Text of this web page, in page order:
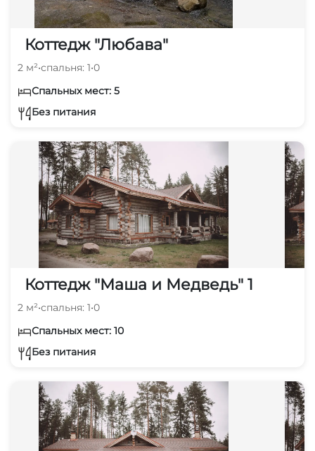
Коттедж "Любава"
2 м²•спальня: 1•0
Спальных мест: 5
Без питания
Коттедж "Маша и Медведь" 1
2 м²•спальня: 1•0
Спальных мест: 10
Без питания